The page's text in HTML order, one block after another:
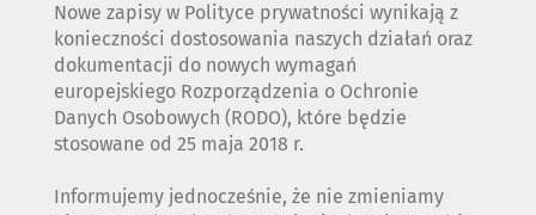
Nowe zapisy w Polityce prywatności wynikają z
konieczności dostosowania naszych działań oraz
dokumentacji do nowych wymagań
europejskiego Rozporządzenia o Ochronie
Danych Osobowych (RODO), które będzie
stosowane od 25 maja 2018 r.
Informujemy jednocześnie, że nie zmieniamy